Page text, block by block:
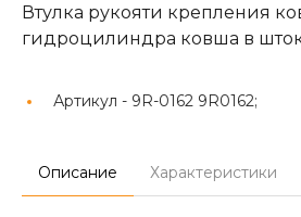
Втулка рукояти крепления
гидроцилиндра ковша в шток
Артикул - 9R-0162 9R0162;
Описание Характеристики